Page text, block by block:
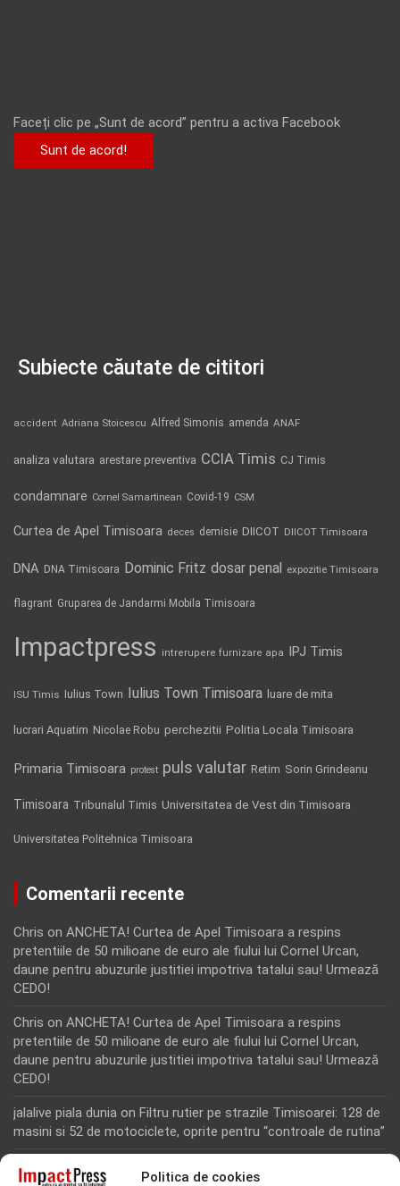
Politica de cookies
Faceți clic pe „Sunt de acord” pentru a activa Facebook
Sunt de acord!
Subiecte căutate de cititori
accident Adriana Stoicescu Alfred Simonis amenda ANAF
analiza valutara arestare preventiva CCIA Timis CJ Timis
condamnare Cornel Samartinean Covid-19 CSM
Curtea de Apel Timisoara deces demisie DIICOT DIICOT Timisoara
DNA DNA Timisoara Dominic Fritz dosar penal expozitie Timisoara
flagrant Gruparea de Jandarmi Mobila Timisoara
Impactpress intrerupere furnizare apa IPJ Timis
ISU Timis Iulius Town Iulius Town Timisoara luare de mita
lucrari Aquatim Nicolae Robu perchezitii Politia Locala Timisoara
Primaria Timisoara protest puls valutar Retim Sorin Grindeanu
Timisoara Tribunalul Timis Universitatea de Vest din Timisoara
Universitatea Politehnica Timisoara
Comentarii recente
Chris on ANCHETA! Curtea de Apel Timisoara a respins
pretentiile de 50 milioane de euro ale fiului lui Cornel Urcan,
daune pentru abuzurile justitiei impotriva tatalui sau! Urmează
CEDO!
Chris on ANCHETA! Curtea de Apel Timisoara a respins
pretentiile de 50 milioane de euro ale fiului lui Cornel Urcan,
daune pentru abuzurile justitiei impotriva tatalui sau! Urmează
CEDO!
jalalive piala dunia on Filtru rutier pe strazile Timisoarei: 128 de
masini si 52 de motociclete, oprite pentru “controale de rutina”
Rodion Camatoritul